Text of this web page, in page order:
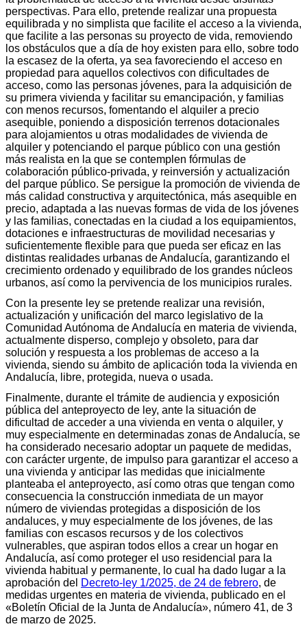
perspectivas. Para ello, pretende realizar una propuesta
equilibrada y no simplista que facilite el acceso a la vivienda,
que facilite a las personas su proyecto de vida, removiendo
los obstáculos que a día de hoy existen para ello, sobre todo
la escasez de la oferta, ya sea favoreciendo el acceso en
propiedad para aquellos colectivos con dificultades de
acceso, como las personas jóvenes, para la adquisición de
su primera vivienda y facilitar su emancipación, y familias
con menos recursos, fomentando el alquiler a precio
asequible, poniendo a disposición terrenos dotacionales
para alojamientos u otras modalidades de vivienda de
alquiler y potenciando el parque público con una gestión
más realista en la que se contemplen fórmulas de
colaboración público-privada, y reinversión y actualización
del parque público. Se persigue la promoción de vivienda de
más calidad constructiva y arquitectónica, más asequible en
precio, adaptada a las nuevas formas de vida de los jóvenes
y las familias, conectadas en la ciudad a los equipamientos,
dotaciones e infraestructuras de movilidad necesarias y
suficientemente flexible para que pueda ser eficaz en las
distintas realidades urbanas de Andalucía, garantizando el
crecimiento ordenado y equilibrado de los grandes núcleos
urbanos, así como la pervivencia de los municipios rurales.
Con la presente ley se pretende realizar una revisión,
actualización y unificación del marco legislativo de la
Comunidad Autónoma de Andalucía en materia de vivienda,
actualmente disperso, complejo y obsoleto, para dar
solución y respuesta a los problemas de acceso a la
vivienda, siendo su ámbito de aplicación toda la vivienda en
Andalucía, libre, protegida, nueva o usada.
Finalmente, durante el trámite de audiencia y exposición
pública del anteproyecto de ley, ante la situación de
dificultad de acceder a una vivienda en venta o alquiler, y
muy especialmente en determinadas zonas de Andalucía, se
ha considerado necesario adoptar un paquete de medidas,
con carácter urgente, de impulso para garantizar el acceso a
una vivienda y anticipar las medidas que inicialmente
planteaba el anteproyecto, así como otras que tengan como
consecuencia la construcción inmediata de un mayor
número de viviendas protegidas a disposición de los
andaluces, y muy especialmente de los jóvenes, de las
familias con escasos recursos y de los colectivos
vulnerables, que aspiran todos ellos a crear un hogar en
Andalucía, así como proteger el uso residencial para la
vivienda habitual y permanente, lo cual ha dado lugar a la
aprobación del Decreto-ley 1/2025, de 24 de febrero, de
medidas urgentes en materia de vivienda, publicado en el
«Boletín Oficial de la Junta de Andalucía», número 41, de 3
de marzo de 2025.